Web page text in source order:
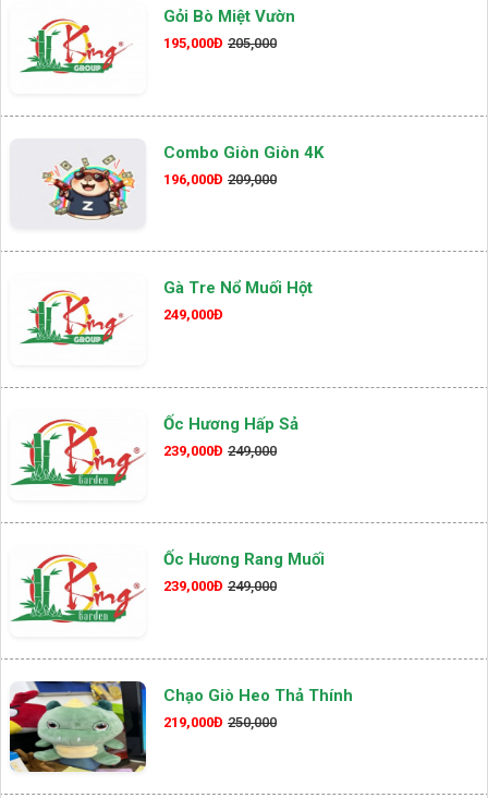
Gỏi Bò Miệt Vườn
195,000Đ 205,000
Combo Giòn Giòn 4K
196,000Đ 209,000
Gà Tre Nổ Muối Hột
249,000Đ
Ốc Hương Hấp Sả
239,000Đ 249,000
Ốc Hương Rang Muối
239,000Đ 249,000
Chạo Giò Heo Thả Thính
219,000Đ 250,000